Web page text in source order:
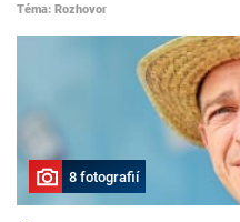
Téma: Rozhovor
8 fotografií